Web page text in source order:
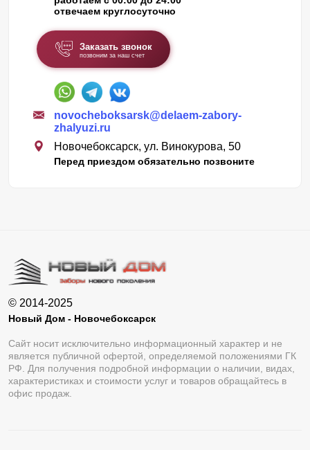
отвечаем круглосуточно
Заказать звонок
позвоним за наш счет
novocheboksarsk@delaem-zabory-
zhalyuzi.ru
Новочебоксарск, ул. Винокурова, 50
Перед приездом обязательно позвоните
© 2014-2025
Новый Дом - Новочебоксарск
Сайт носит исключительно информационный характер и не
является публичной офертой, определяемой положениями ГК
РФ. Для получения подробной информации о наличии, видах,
характеристиках и стоимости услуг и товаров обращайтесь в
офис продаж.